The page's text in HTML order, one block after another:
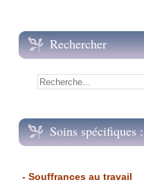
Rechercher
Soins spécifiques :
- Souffrances au travail